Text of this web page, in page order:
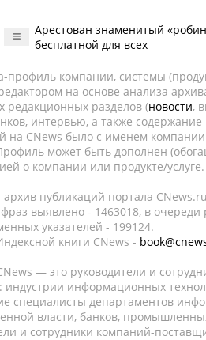
Арестован знаменитый
бесплатной для всех
профиль компании, системы
на основе анализа
редакционных разделов (новости,
интервью, а также
на CNews было с именем
может быть дополнен
о компании или продукте/услуге.
публикаций портала
выявлено - 1463018, в очереди
указателей - 199124.
книги CNews -
— это руководители и
индустрии информационных
специалисты департаментов
власти, банков,
и сотрудники компаний-